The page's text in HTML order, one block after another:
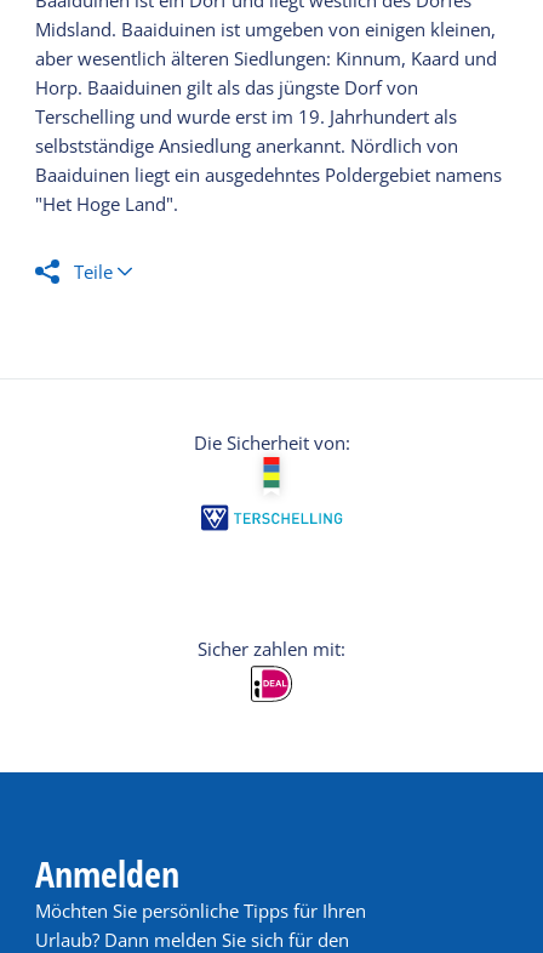
Midsland. Baaiduinen ist umgeben von einigen kleinen,
aber wesentlich älteren Siedlungen: Kinnum, Kaard und
Horp. Baaiduinen gilt als das jüngste Dorf von
Terschelling und wurde erst im 19. Jahrhundert als
selbstständige Ansiedlung anerkannt. Nördlich von
Baaiduinen liegt ein ausgedehntes Poldergebiet namens
"Het Hoge Land".
Teile
Die Sicherheit von:
Anmelden
Möchten Sie persönliche Tipps für Ihren
Urlaub? Dann melden Sie sich für den